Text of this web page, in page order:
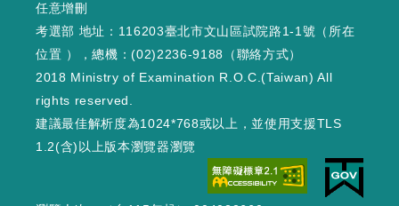
任意增刪
考選部 地址：116203臺北市文山區試院路1-1號（ 所在
位置 ），總機：(02)2236-9188（聯絡方式）
2018 Ministry of Examination R.O.C.(Taiwan) All
rights reserved.
建議最佳解析度為1024*768或以上，並使用支援TLS
1.2(含)以上版本瀏覽器瀏覽